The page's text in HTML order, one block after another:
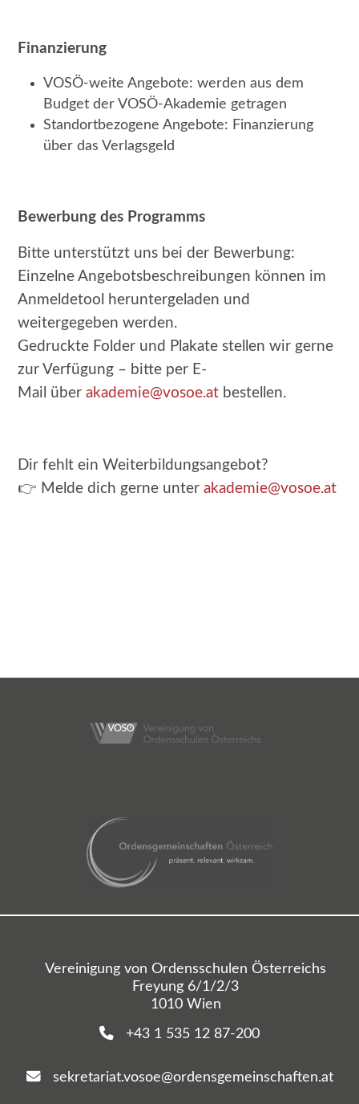
Finanzierung
VOSÖ-weite Angebote: werden aus dem
Budget der VOSÖ-Akademie getragen
Standortbezogene Angebote: Finanzierung
über das Verlagsgeld
Bewerbung des Programms
Bitte unterstützt uns bei der Bewerbung:
Einzelne Angebotsbeschreibungen können im
Anmeldetool heruntergeladen und
weitergegeben werden.
Gedruckte Folder und Plakate stellen wir gerne
zur Verfügung – bitte per E-
Mail überakademie@vosoe.at bestellen.
Dir fehlt ein Weiterbildungsangebot?
👉 Melde dich gerne unterakademie@vosoe.at
Vereinigung von Ordensschulen Österreichs
Freyung 6/1/2/3
1010 Wien
+43 1 535 12 87-200
sekretariat.vosoe@ordensgemeinschaften.at